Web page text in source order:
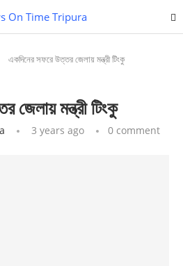
একদিনের সফরে উত্তর জেলায় মন্ত্রী টিংকু
জেলায় মন্ত্রী টিংকু
3 years ago 0 comment